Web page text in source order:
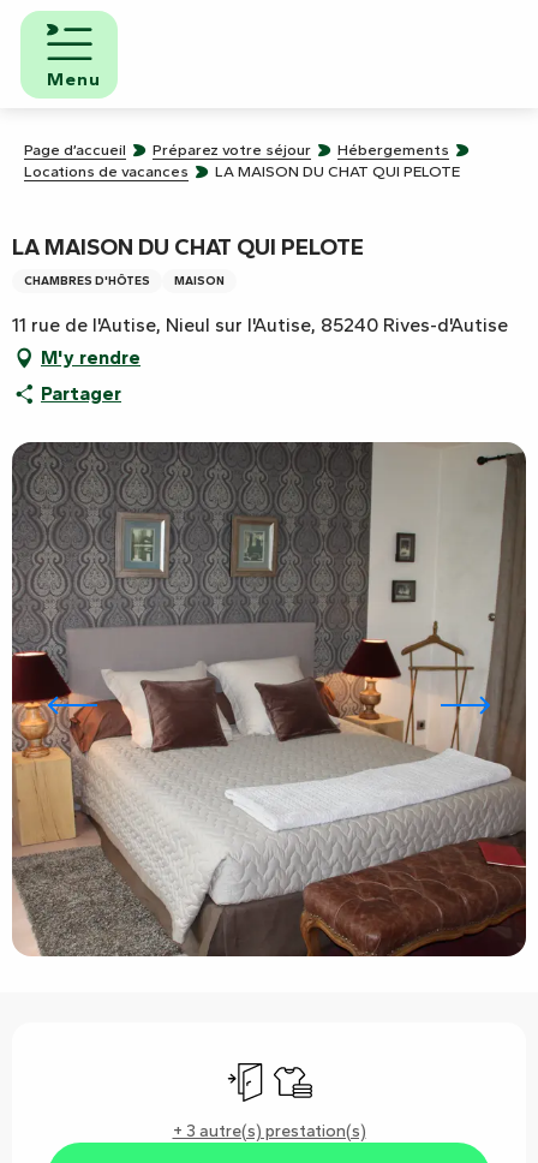
Aller
contenu
principal
Menu
Page d’accueil Préparez votre séjour
Hébergements
Locations de vacances
LA MAISON DU CHAT QUI PELOTE
LA MAISON DU CHAT QUI PELOTE
CHAMBRES D'HÔTES MAISON
11 rue de l'Autise, Nieul sur l'Autise, 85240 Rives-d'Autise
M'y rendre
Partager
Entrée indépendante
Draps et linge
+ 3 autre(s) prestation(s)